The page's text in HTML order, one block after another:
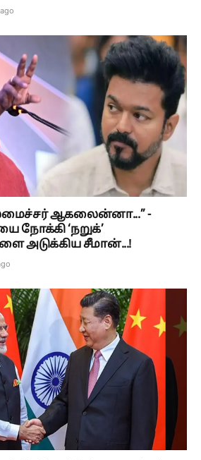
ஆகலைன்னா...” -
நோக்கி ‘நறுக்’
அடுக்கிய சீமான்...!